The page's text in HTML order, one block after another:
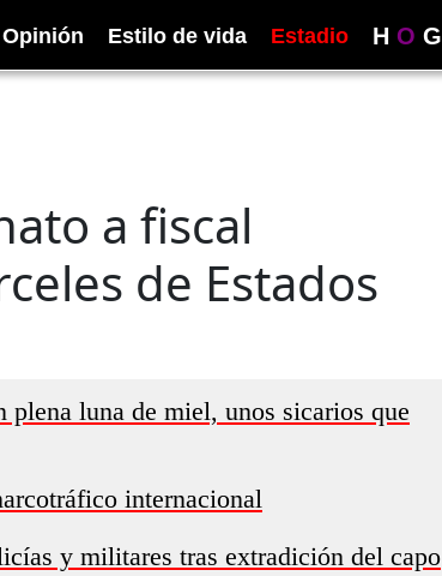
Opinión Estilo de vida Estadio H O G
a fiscal
de Estados
luna de miel, unos sicarios que
internacional
y militares tras extradición del capo